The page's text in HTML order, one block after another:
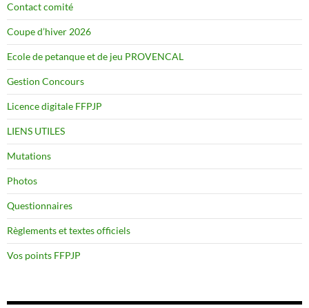
Contact comité
Coupe d’hiver 2026
Ecole de petanque et de jeu PROVENCAL
Gestion Concours
Licence digitale FFPJP
LIENS UTILES
Mutations
Photos
Questionnaires
Règlements et textes officiels
Vos points FFPJP